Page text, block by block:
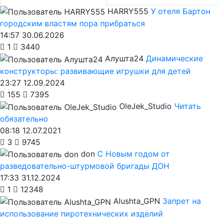
HARRY555 У отеля Бартон
городским властям пора прибраться
14:57 30.06.2026
1
3440
Алушта24 Динамические
конструкторы: развивающие игрушки для детей
23:27 12.09.2024
155
7395
OleJek_Studio Читать
обязательно
08:18 12.07.2021
3
9745
don С Новым годом от
разведовательно-штурмовой бригады ДОН
17:33 31.12.2024
1
12348
Alushta_GPN Запрет на
использование пиротехнических изделий